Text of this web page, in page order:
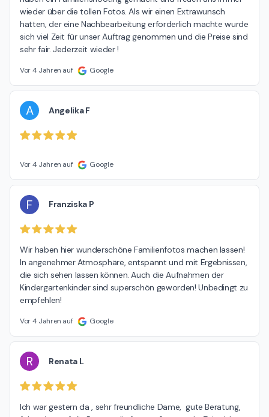
wieder über die tollen Fotos. Als wir einen Extrawunsch
hatten, der eine Nachbearbeitung erforderlich machte wurde
sich viel Zeit für unser Auftrag genommen und die Preise sind
sehr fair. Jederzeit wieder !
Vor 4 Jahren auf Google
A Angelika F
Vor 4 Jahren auf Google
F Franziska P
Wir haben hier wunderschöne Familienfotos machen lassen!
In angenehmer Atmosphäre, entspannt und mit Ergebnissen,
die sich sehen lassen können. Auch die Aufnahmen der
Kindergartenkinder sind superschön geworden! Unbedingt zu
empfehlen!
Vor 4 Jahren auf Google
R Renata L
Ich war gestern da , sehr freundliche Dame,  gute Beratung,